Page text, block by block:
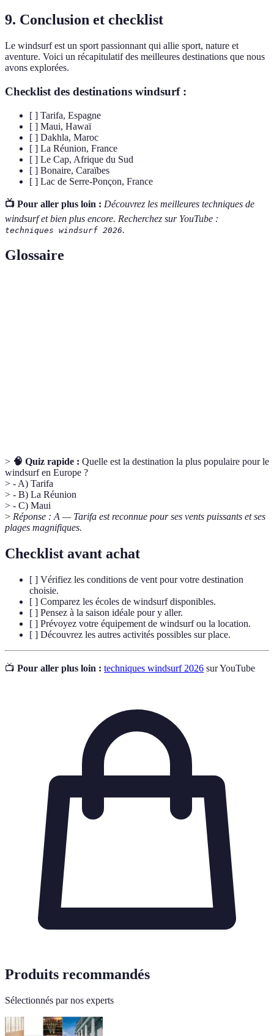
9. Conclusion et checklist
Le windsurf est un sport passionnant qui allie sport, nature et
aventure. Voici un récapitulatif des meilleures destinations que nous
avons explorées.
Checklist des destinations windsurf :
[ ] Tarifa, Espagne
[ ] Maui, Hawaï
[ ] Dakhla, Maroc
[ ] La Réunion, France
[ ] Le Cap, Afrique du Sud
[ ] Bonaire, Caraïbes
[ ] Lac de Serre-Ponçon, France
📺 Pour aller plus loin : Découvrez les meilleures techniques de
windsurf et bien plus encore. Recherchez sur YouTube :
techniques windsurf 2026.
Glossaire
> 🧠 Quiz rapide : Quelle est la destination la plus populaire pour le
windsurf en Europe ?
> - A) Tarifa
> - B) La Réunion
> - C) Maui
> Réponse : A — Tarifa est reconnue pour ses vents puissants et ses
plages magnifiques.
Checklist avant achat
[ ] Vérifiez les conditions de vent pour votre destination
choisie.
[ ] Comparez les écoles de windsurf disponibles.
[ ] Pensez à la saison idéale pour y aller.
[ ] Prévoyez votre équipement de windsurf ou la location.
[ ] Découvrez les autres activités possibles sur place.
📺 Pour aller plus loin : techniques windsurf 2026 sur YouTube
Produits recommandés
Sélectionnés par nos experts